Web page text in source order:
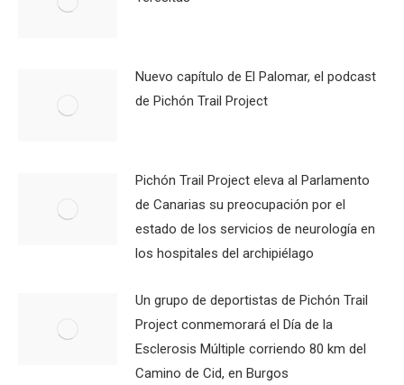
Nuevo capítulo de El Palomar, el podcast
de Pichón Trail Project
Pichón Trail Project eleva al Parlamento
de Canarias su preocupación por el
estado de los servicios de neurología en
los hospitales del archipiélago
Un grupo de deportistas de Pichón Trail
Project conmemorará el Día de la
Esclerosis Múltiple corriendo 80 km del
Camino de Cid, en Burgos